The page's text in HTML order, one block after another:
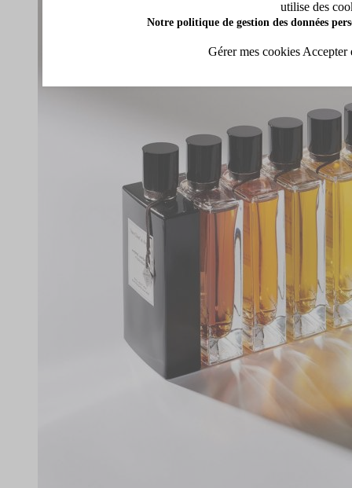
utilise des
Notre politique de gestion des données
Gérer mes cookies Accepter